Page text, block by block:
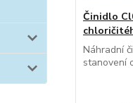
Činidlo
Náhradní
stanovení